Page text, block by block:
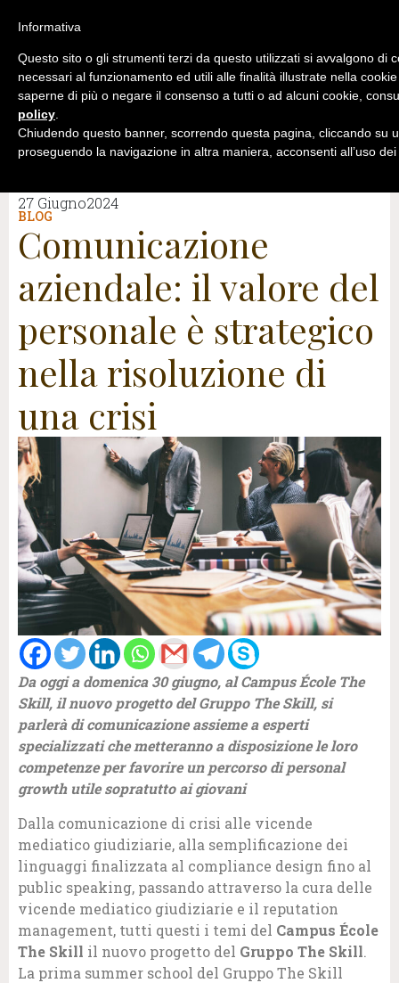
27 Giugno2024
BLOG
Comunicazione
aziendale: il valore del
personale è strategico
nella risoluzione di
una crisi
Da oggi a domenica 30 giugno, al Campus École The
Skill, il nuovo progetto del Gruppo The Skill, si
parlerà di comunicazione assieme a esperti
specializzati che metteranno a disposizione le loro
competenze per favorire un percorso di personal
growth utile sopratutto ai giovani
Dalla comunicazione di crisi alle vicende
mediatico giudiziarie, alla semplificazione dei
linguaggi finalizzata al compliance design fino al
public speaking, passando attraverso la cura delle
vicende mediatico giudiziarie e il reputation
management, tutti questi i temi del Campus École
The Skill il nuovo progetto del Gruppo The Skill.
La prima summer school del Gruppo The Skill
Informativa
Questo sito o gli strumenti terzi da questo utilizzati si avvalgono di
necessari al funzionamento ed utili alle finalità illustrate nella
saperne di più o negare il consenso a tutti o ad alcuni cookie,
policy.
Chiudendo questo banner, scorrendo questa pagina, cliccando su
proseguendo la navigazione in altra maniera, acconsenti all’uso